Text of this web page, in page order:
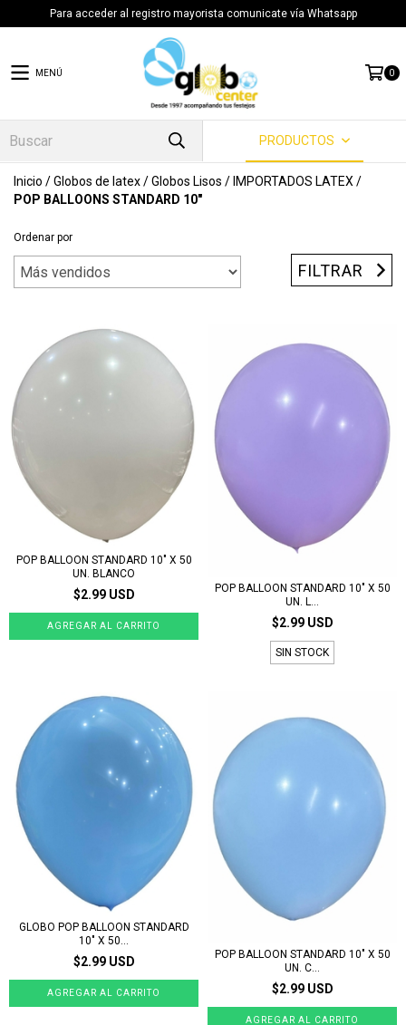
Para acceder al registro mayorista comunicate vía Whatsapp
MENÚ 0
PRODUCTOS
Inicio /Globos de latex/Globos Lisos / IMPORTADOS LATEX /
POP BALLOONS STANDARD 10"
Ordenar por
FILTRAR
POP BALLOON STANDARD 10" X 50
UN. BLANCO
$2.99 USD
POP BALLOON STANDARD 10" X 50
UN. L...
$2.99 USD
SIN STOCK
GLOBO POP BALLOON STANDARD
10" X 50...
$2.99 USD
POP BALLOON STANDARD 10" X 50
UN. C...
$2.99 USD